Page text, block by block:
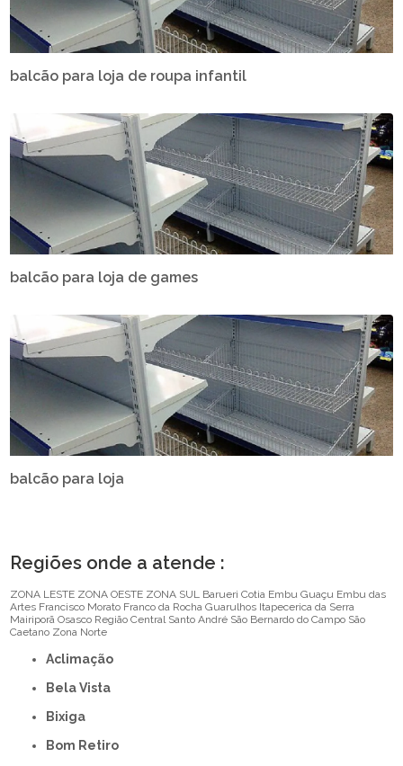
balcão para loja de roupa infantil
balcão para loja de games
balcão para loja
Regiões onde a atende :
ZONA LESTE ZONA OESTE ZONA SUL Barueri Cotia Embu Guaçu Embu das
Artes Francisco Morato Franco da Rocha Guarulhos Itapecerica da Serra
Mairiporã Osasco Região Central Santo André São Bernardo do Campo São
Caetano Zona Norte
Aclimação
Bela Vista
Bixiga
Bom Retiro